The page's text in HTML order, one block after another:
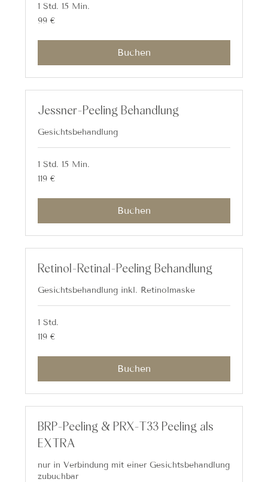
1 Std. 15 Min.
99
Euro
99 €
Buchen
Jessner-Peeling Behandlung
Gesichtsbehandlung
1 Std. 15 Min.
119
Euro
119 €
Buchen
Retinol-Retinal-Peeling Behandlung
Gesichtsbehandlung inkl. Retinolmaske
1 Std.
119
Euro
119 €
Buchen
BRP-Peeling & PRX-T33 Peeling als
EXTRA
nur in Verbindung mit einer Gesichtsbehandlung
zubuchbar